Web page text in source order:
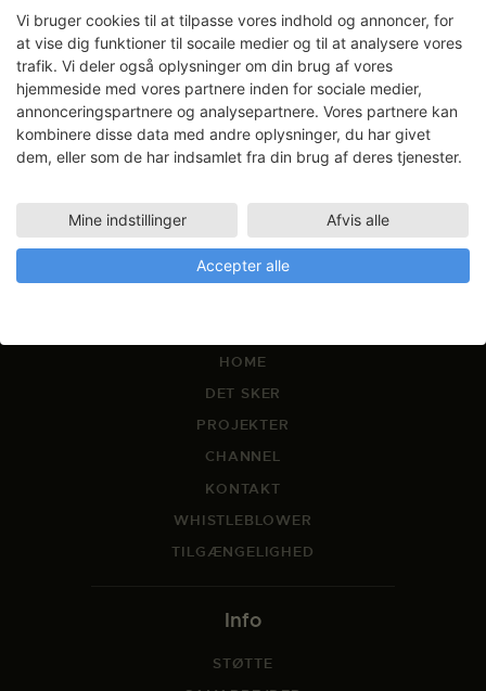
Gammel Dok Pakhus
Strandgade 27 B
info@svfk.dk
+45 32 96 05 10
HOME
DET SKER
PROJEKTER
CHANNEL
KONTAKT
WHISTLEBLOWER
TILGÆNGELIGHED
Info
STØTTE
Vi bruger cookies til at tilpasse vores indhold og annoncer, for
at vise dig funktioner til socaile medier og til at analysere vores
trafik. Vi deler også oplysninger om din brug af vores
hjemmeside med vores partnere inden for sociale medier,
annonceringspartnere og analysepartnere. Vores partnere kan
kombinere disse data med andre oplysninger, du har givet
dem, eller som de har indsamlet fra din brug af deres tjenester.
Mine indstillinger Afvis alle
Accepter alle